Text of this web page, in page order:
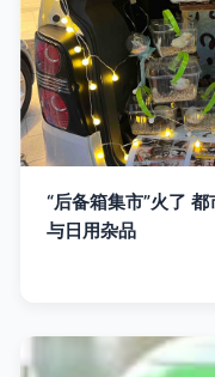
“后备箱集市”火了
与日用杂品